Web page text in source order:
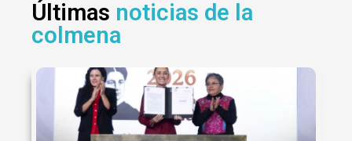
Últimas noticias de la
colmena